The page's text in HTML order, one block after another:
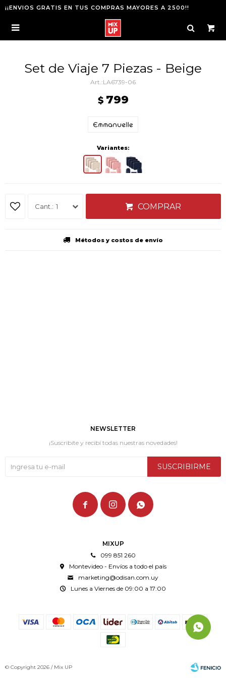
¡¡ENVIOS GRATIS EN TUS COMPRAS MAYORES A 2500!!

Set de Viaje 7 Piezas - Beige
LA6739-06
$ 799
Variantes:
1 COMPRAR
Métodos y costos de envío
MIXUP
099 851 260
Montevideo - Envíos a todo el país
marketing@odisan.com.uy
Lunes a Viernes de 09:00 a 17:00
NEWSLETTER
¡Suscribite y recibí todas nuestras novedades!
SUSCRIBIRME
  
© Copyright 2026 / Mix UP